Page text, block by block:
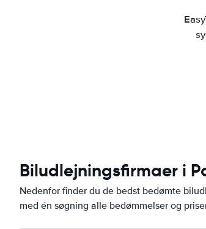
Biludlejningsfirmaer i
Nedenfor finder du de bedst bedømte
med én søgning alle bedømmelser og